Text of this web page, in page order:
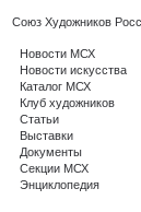
Союз Художников
Новости МСХ
Новости искусства
Каталог МСХ
Клуб художников
Статьи
Выставки
Документы
Секции МСХ
Энциклопедия